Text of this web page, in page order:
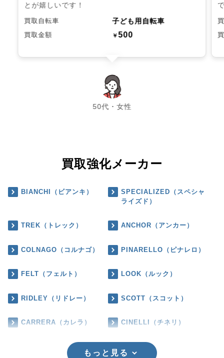
とが嬉しいです！
買取自転車 子ども用自転車
買取金額 ￥500
50代・女性
chevron_left chevron_right
買取強化メーカー
BIANCHI（ビアンキ）
SPECIALIZED（スペシャ
ライズド）
TREK（トレック） ANCHOR（アンカー）
COLNAGO（コルナゴ） PINARELLO（ピナレロ）
FELT（フェルト） LOOK（ルック）
RIDLEY（リドレー） SCOTT（スコット）
CARRERA（カレラ） CINELLI（チネリ）
もっと見る